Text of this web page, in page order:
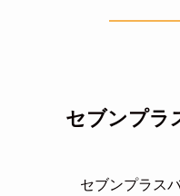
セブンプラ
セブンプラス